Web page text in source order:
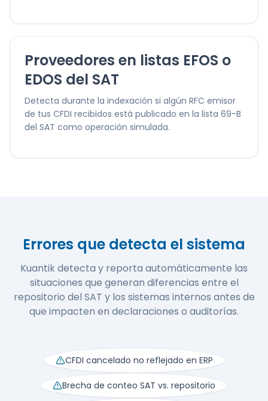
Proveedores en listas EFOS o
EDOS del SAT
Detecta durante la indexación si algún RFC emisor
de tus CFDI recibidos está publicado en la lista 69-B
del SAT como operación simulada.
Errores que detecta el sistema
Kuantik detecta y reporta automáticamente las
situaciones que generan diferencias entre el
repositorio del SAT y los sistemas internos antes de
que impacten en declaraciones o auditorías.
CFDI cancelado no reflejado en ERP
Brecha de conteo SAT vs. repositorio